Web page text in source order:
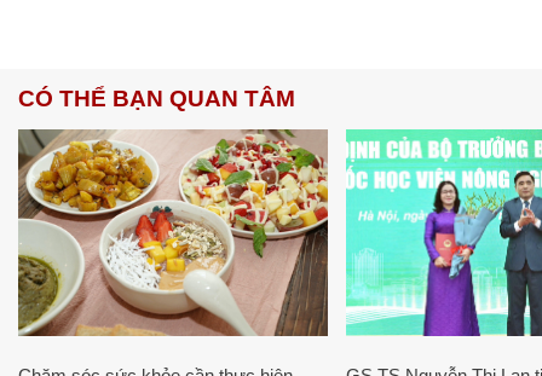
CÓ THỂ BẠN QUAN TÂM